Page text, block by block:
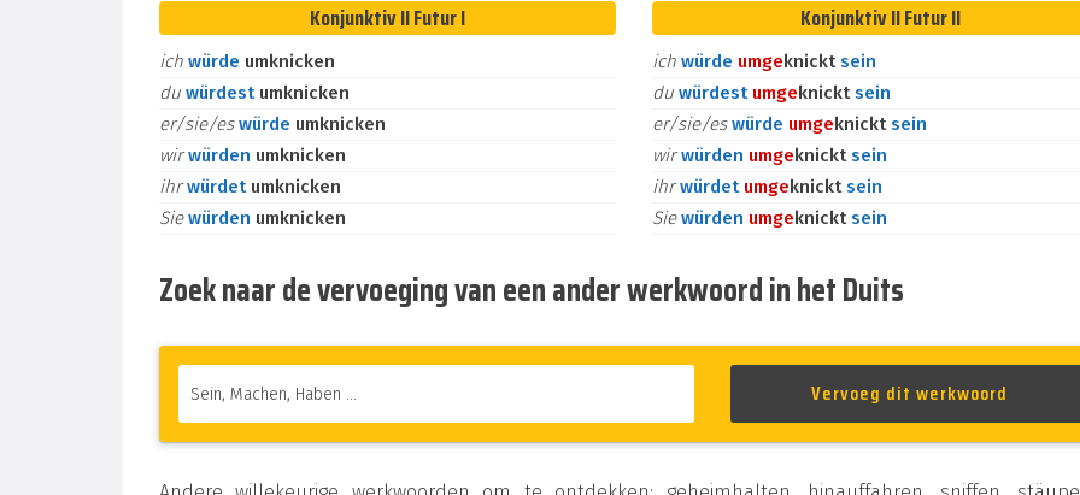
Konjunktiv II Futur I
ich würde umknicken
du würdest umknicken
er/sie/eswürde umknicken
wirwürden umknicken
ihrwürdet umknicken
Siewürden umknicken
Konjunktiv II Futur II
ich würde umgeknicktsein
du würdest umgeknicktsein
er/sie/eswürde umgeknicktsein
wirwürden umgeknicktsein
ihrwürdet umgeknicktsein
Siewürden umgeknicktsein
Zoek naar de vervoeging van een ander werkwoord in het Duits